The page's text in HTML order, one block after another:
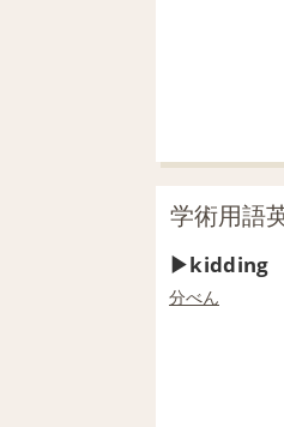
学術用語
kidding
分べん